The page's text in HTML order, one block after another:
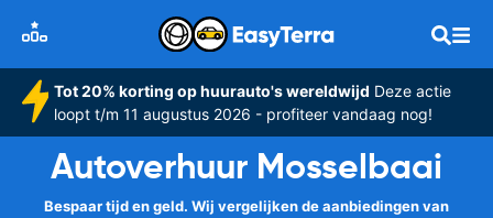
Tot 20% korting op huurauto's wereldwijd Deze actie
loopt t/m 11 augustus 2026 - profiteer vandaag nog!
Autoverhuur Mosselbaai
Bespaar tijd en geld. Wij vergelijken de aanbiedingen van